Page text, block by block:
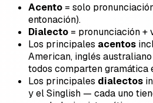
Acento = solo
entonación).
Dialecto = pronunciación +
Los principales acentos
American, inglés
todos comparten gramática
Los principales dialectos
y el Singlish — cada uno